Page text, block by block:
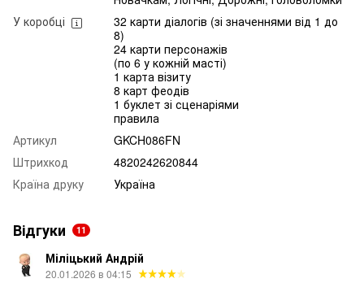
У коробці
32 карти діалогів (зі значеннями від 1 до
8)
24 карти персонажів
(по 6 у кожній масті)
1 карта візиту
8 карт феодів
1 буклет зі сценаріями
правила
Артикул
GKCH086FN
Штрихкод
4820242620844
Країна друку
Україна
Відгуки 11
Міліцький Андрій
20.01.2026 в 04:15